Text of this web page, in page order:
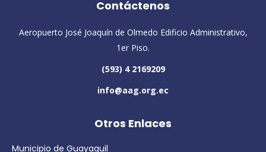
Contáctenos
Aeropuerto José Joaquín de Olmedo Edificio Administrativo,
1er Piso.
(593) 4 2169209
info@aag.org.ec
Otros Enlaces
Municipio de Guayaquil